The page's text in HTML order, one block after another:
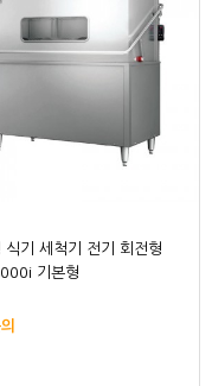
식기 세척기 전기 회전형
기본형